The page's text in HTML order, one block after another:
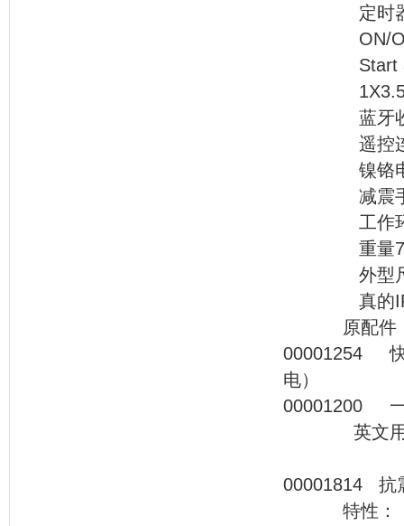
定时器，
ON/OFF
Start and
1X3.5寸带
蓝牙收
遥控连
镍铬电池
减震手
工作环境
重量7.0kg
外型尺寸
真的IP54
原配件
00001254 快
电）
英
特性：